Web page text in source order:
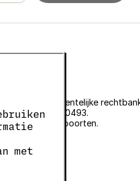
met
van de gemeentelijke
EKF00180493.
plantenpaspoorten.